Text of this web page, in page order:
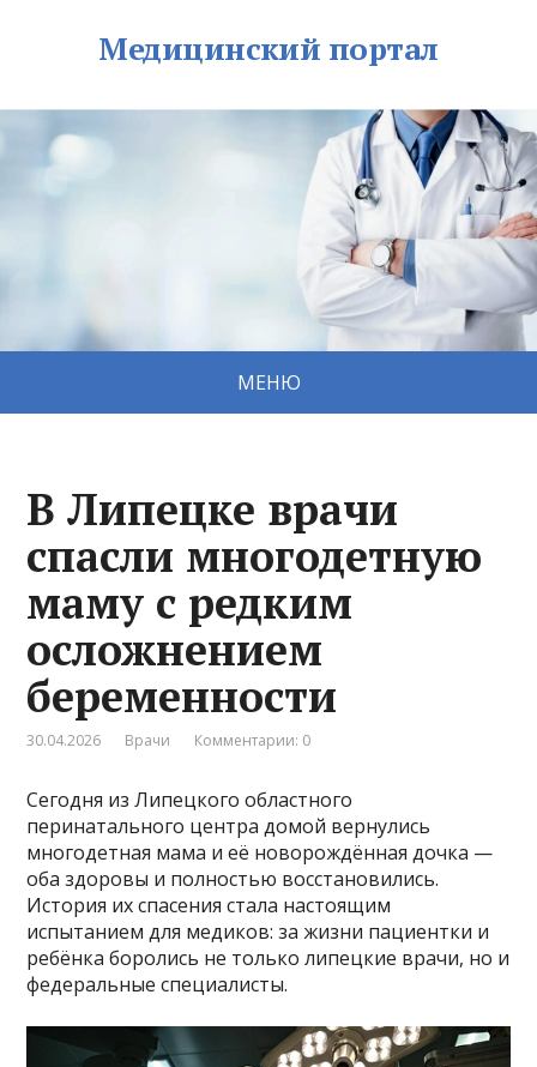
Медицинский портал
МЕНЮ
В Липецке врачи
спасли многодетную
маму с редким
осложнением
беременности
30.04.2026 Врачи Комментарии: 0
Сегодня из Липецкого областного
перинатального центра домой вернулись
многодетная мама и её новорождённая дочка —
оба здоровы и полностью восстановились.
История их спасения стала настоящим
испытанием для медиков: за жизни пациентки и
ребёнка боролись не только липецкие врачи, но и
федеральные специалисты.